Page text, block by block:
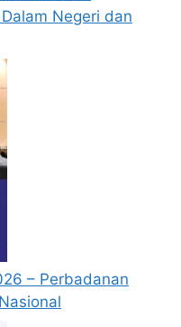
Negeri dan
– Perbadanan